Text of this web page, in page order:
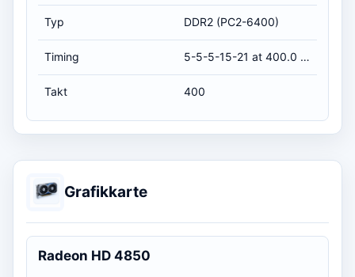
Typ DDR2 (PC2-6400)
Timing 5-5-5-15-21 at 400.0 MHz, at 1.8 volts (CL-RCD-RP-RAS-RC)
Takt 400
Grafikkarte
Radeon HD 4850